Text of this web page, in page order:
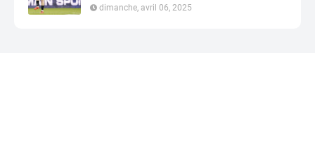
revenus
dimanche, avril 06, 2025